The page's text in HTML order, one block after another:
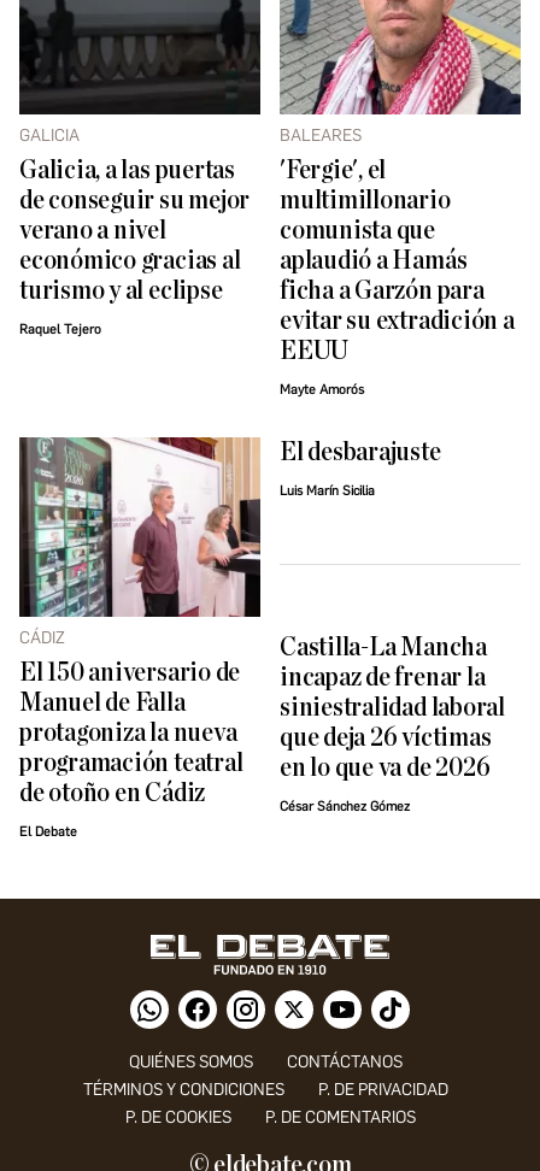
GALICIA
Galicia, a las puertas
de conseguir su mejor
verano a nivel
económico gracias al
turismo y al eclipse
Raquel Tejero
BALEARES
'Fergie', el
multimillonario
comunista que
aplaudió a Hamás
ficha a Garzón para
evitar su extradición a
EEUU
Mayte Amorós
CÁDIZ
El 150 aniversario de
Manuel de Falla
protagoniza la nueva
programación teatral
de otoño en Cádiz
El Debate
El desbarajuste
Luis Marín Sicilia
Castilla-La Mancha
incapaz de frenar la
siniestralidad laboral
que deja 26 víctimas
en lo que va de 2026
César Sánchez Gómez
QUIÉNES SOMOS
CONTÁCTANOS
TÉRMINOS Y CONDICIONES
P. DE PRIVACIDAD
P. DE COOKIES
P. DE COMENTARIOS